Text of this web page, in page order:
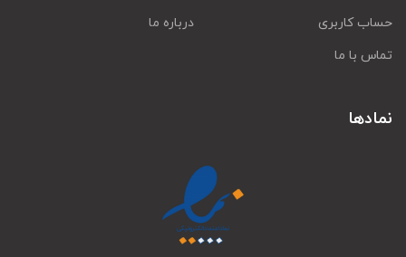
حساب کاربری
درباره ما
تماس با ما
نمادها